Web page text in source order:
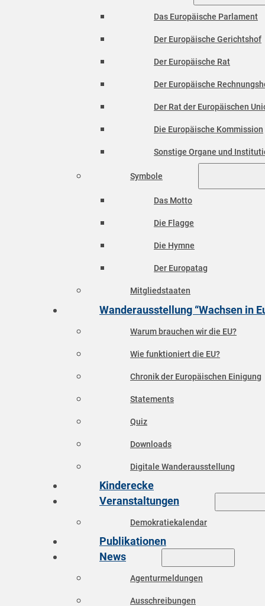
Das Europäische Parlament
Der Europäische Gerichtshof
Der Europäische Rat
Der Europäische
Der Rat der Europäischen
Die Europäische Kommission
Sonstige Organe und
Symbole
Das Motto
Die Flagge
Die Hymne
Der Europatag
Mitgliedstaaten
Wanderausstellung “Wachsen in
Warum brauchen wir die EU?
Wie funktioniert die EU?
Chronik der Europäischen Einigung
Statements
Quiz
Downloads
Digitale Wanderausstellung
Kinderecke
Veranstaltungen
Demokratiekalendar
Publikationen
News
Agenturmeldungen
Ausschreibungen